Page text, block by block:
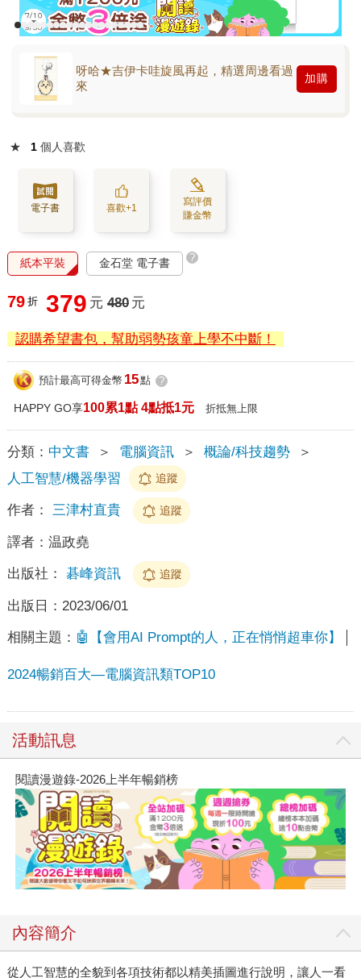
呀哈★吉伊卡哇旋風再起，精選周邊看過
來
加購
★ 1 個人喜歡
電子書 喜歡+1
寫評價
賺金幣
紙本平裝 金石堂 電子書 ?
79 折 379 元 480 元
認購希望書包，幫助弱勢孩童上學不中斷！
預計最高可得金幣 15點 ?
HAPPY GO享100累1點 4點抵1元 折抵無上限
分類： 中文書 ＞ 電腦資訊 ＞ 概論/科技趨勢
＞
人工智慧/機器學習
追蹤
作者： 三津村直貴 追蹤
譯者： 温政堯
出版社： 碁峰資訊 追蹤
出版日： 2023/06/01
相關主題： 🤖【會用AI Prompt的人，正在悄悄超車你】
2024暢銷百大—電腦資訊類TOP10
活動訊息
閱讀漫遊錄-2026上半年暢銷榜
內容簡介
從人工智慧的全貌到各項技術都以精美插圖進行說明，讓人一看